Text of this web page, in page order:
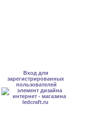
Вход для
зарегистрированных
пользователей